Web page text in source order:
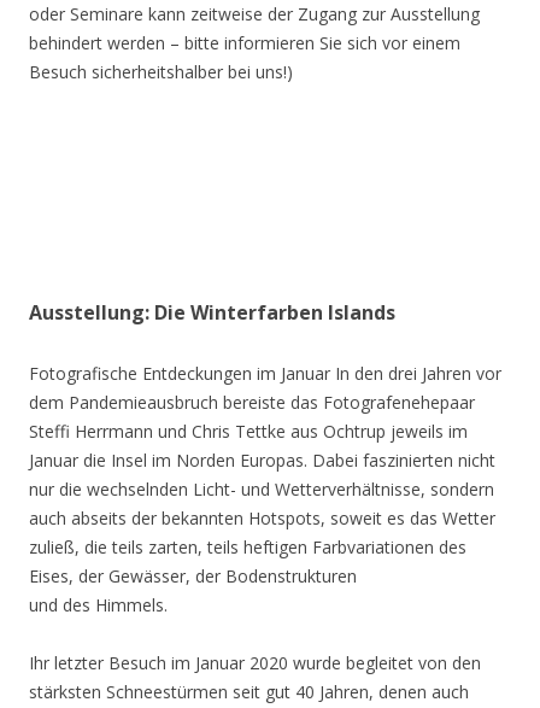
oder Seminare kann zeitweise der Zugang zur Ausstellung
behindert werden – bitte informieren Sie sich vor einem
Besuch sicherheitshalber bei uns!)
Ausstellung: Die Winterfarben Islands
Fotografische Entdeckungen im Januar In den drei Jahren vor
dem Pandemieausbruch bereiste das Fotografenehepaar
Steffi Herrmann und Chris Tettke aus Ochtrup jeweils im
Januar die Insel im Norden Europas. Dabei faszinierten nicht
nur die wechselnden Licht- und Wetterverhältnisse, sondern
auch abseits der bekannten Hotspots, soweit es das Wetter
zuließ, die teils zarten, teils heftigen Farbvariationen des
Eises, der Gewässer, der Bodenstrukturen
und des Himmels.
Ihr letzter Besuch im Januar 2020 wurde begleitet von den
stärksten Schneestürmen seit gut 40 Jahren, denen auch